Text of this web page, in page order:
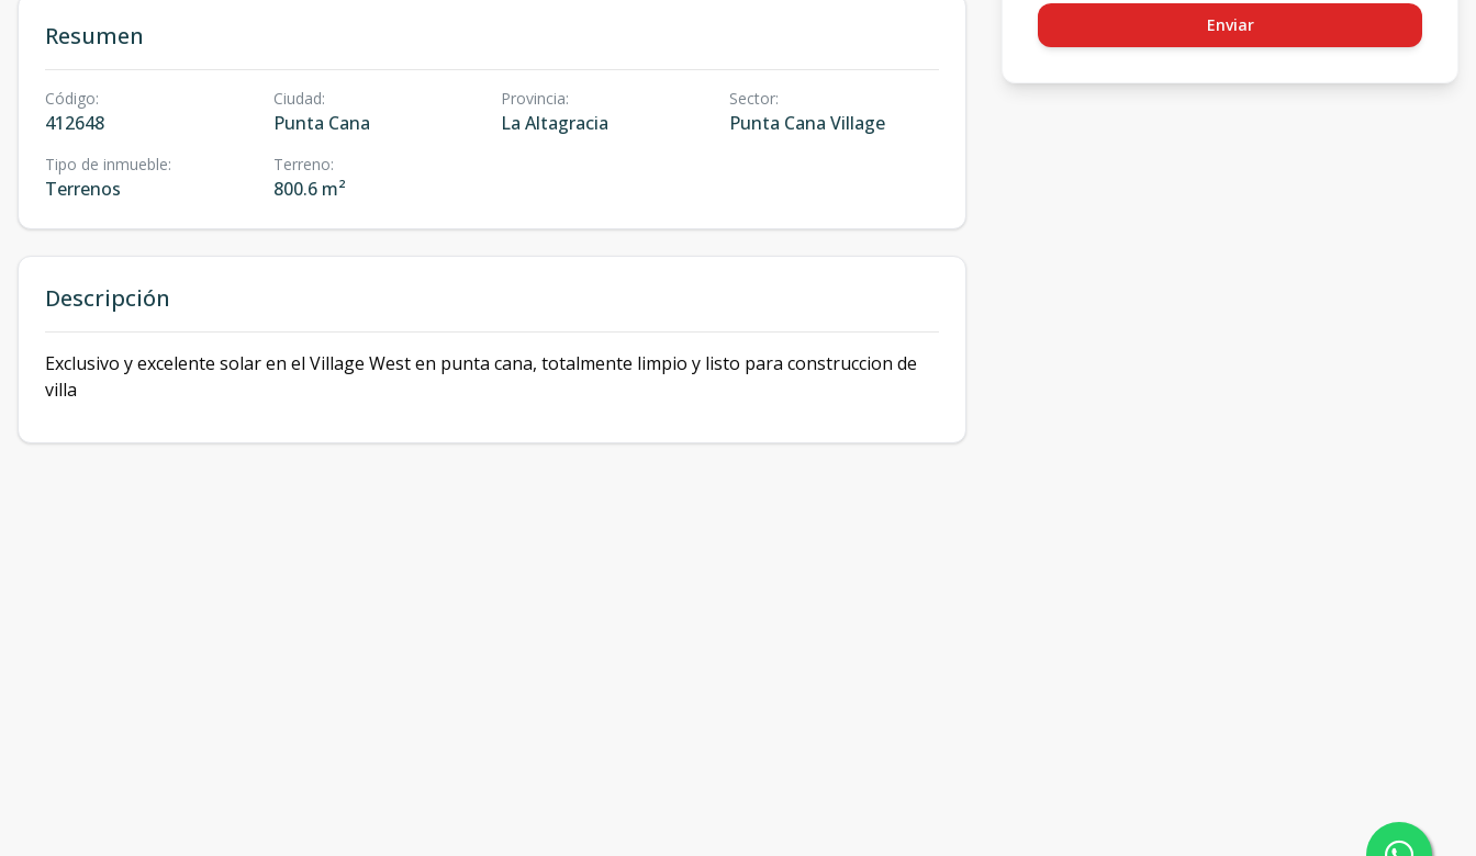
Resumen
Código:
412648
Ciudad:
Punta Cana
Provincia:
La Altagracia
Sector:
Punta Cana Village
Tipo de inmueble:
Terrenos
Terreno:
800.6 m²
Descripción
Exclusivo y excelente solar en el Village West en punta cana, totalmente limpio y listo para construccion de
villa
Enviar